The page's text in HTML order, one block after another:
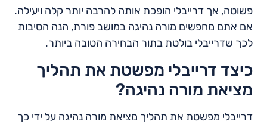
פשוטה, אך דרייבלי הופכת אותה להרבה יותר קלה ויעילה.
אם אתם מחפשים מורה נהיגה במושב פורת, הנה הסיבות
לכך שדרייבלי בולטת בתור הבחירה הטובה ביותר.
כיצד דרייבלי מפשטת את תהליך
מציאת מורה נהיגה?
דרייבלי מפשטת את תהליך מציאת מורה נהיגה על ידי כך